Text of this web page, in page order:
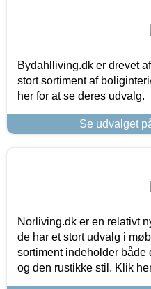
Bydahlliving.dk er drevet
stort sortiment af
her for at se deres udvalg.
Se udvalget
Norliving.dk er en relativt
de har et stort udvalg i
sortiment indeholder både
og den rustikke stil. Klik